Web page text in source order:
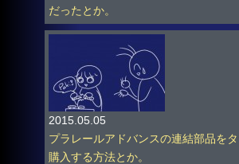
だったとか。
2015.05.05
プラレールアドバンスの連結部品を
購入する方法とか。